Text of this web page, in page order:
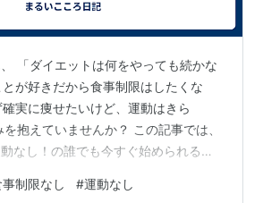
「ダイエットは何をやっても続かな
が好きだから食事制限はしたくな
実に痩せたいけど、運動はきら
抱えていませんか？ この記事では、
なし！の誰でも今すぐ始められるダ
10キロのダイエットに成功したこと
事制限なし #運動なし